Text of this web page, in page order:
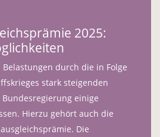
2025:
durch die in Folge
stark steigenden
einige
Hierzu gehört auch die
Die